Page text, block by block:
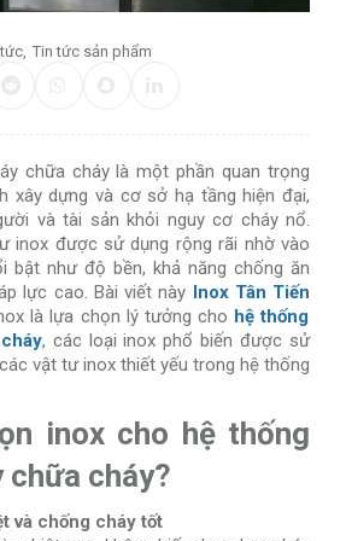
, Tin tức sản phẩm
chữa cháy là một phần quan trọng
xây dựng và cơ sở hạ tầng hiện đại,
và tài sản khỏi nguy cơ cháy nổ.
inox được sử dụng rộng rãi nhờ vào
bật như độ bền, khả năng chống ăn
lực cao. Bài viết này
Inox Tân Tiến
là lựa chọn lý tưởng cho hệ thống
, các loại inox phổ biến được sử
vật tư inox thiết yếu trong hệ thống
inox cho hệ thống
chữa cháy?
và chống cháy tốt